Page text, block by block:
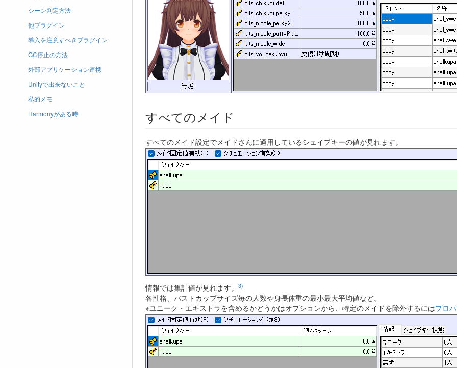
シーン判定方法
他プラグイン
導入を注意すべきプラグイン
GC停止の方法
外部アプリケーション連携
Unityで出来ないこと
私的メモ
Harmonyがある時
すべてのメイド
すべてのメイド設定でメイドさんに適用しているシェイプキーの値が見れます。
情報では集計値が見れます。 3)
各性格、バストカップサイズ毎の人数や身長体重の最小最大平均値など。
※ユニーク・エキストラを含めるかどうかはオプションから、特定のメイドを除外するにはプロ